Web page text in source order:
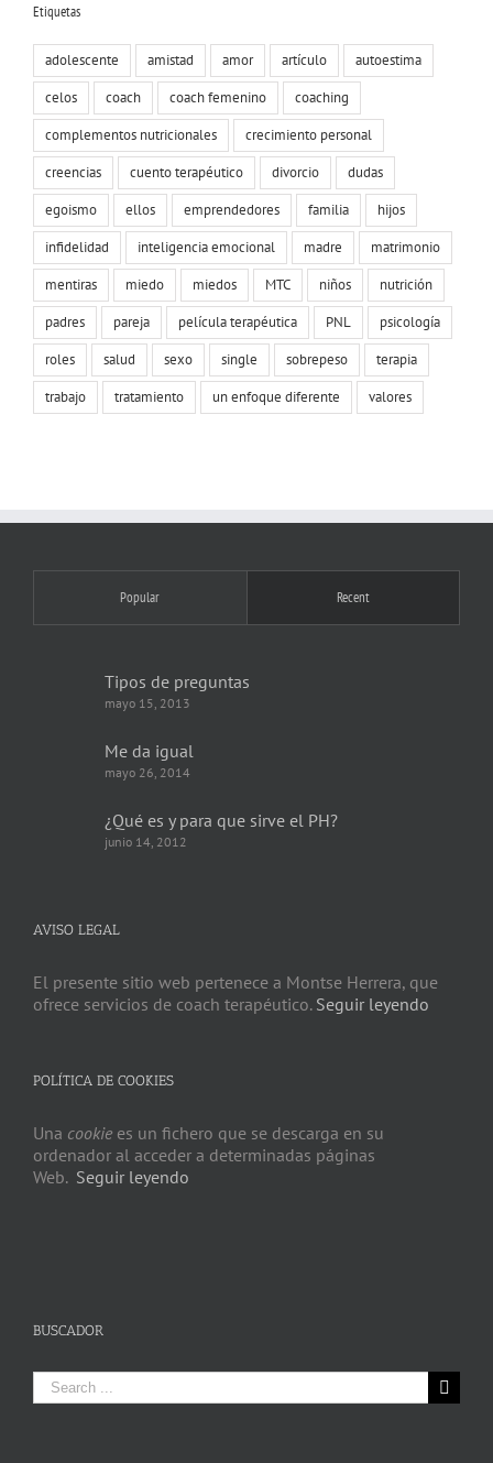
Etiquetas
adolescente amistad amor artículo
autoestima
celos
coach coach femenino
coaching
complementos nutricionales
crecimiento personal
creencias
cuento terapéutico divorcio
dudas
egoismo
ellos emprendedores familia
hijos
infidelidad
inteligencia emocional madre
matrimonio
mentiras
miedo miedos MTC niños
nutrición
padres
pareja película terapéutica PNL
psicología
roles
salud sexo single sobrepeso
terapia
trabajo
tratamiento un enfoque diferente valores
Popular Recent
Tipos de preguntas
mayo 15, 2013
Me da igual
mayo 26, 2014
¿Qué es y para que sirve el PH?
junio 14, 2012
AVISO LEGAL
El presente sitio web pertenece a Montse Herrera, que
ofrece servicios de coach terapéutico. Seguir leyendo
POLÍTICA DE COOKIES
Una cookie es un fichero que se descarga en su
ordenador al acceder a determinadas páginas
Web. Seguir leyendo
BUSCADOR
Search
for: